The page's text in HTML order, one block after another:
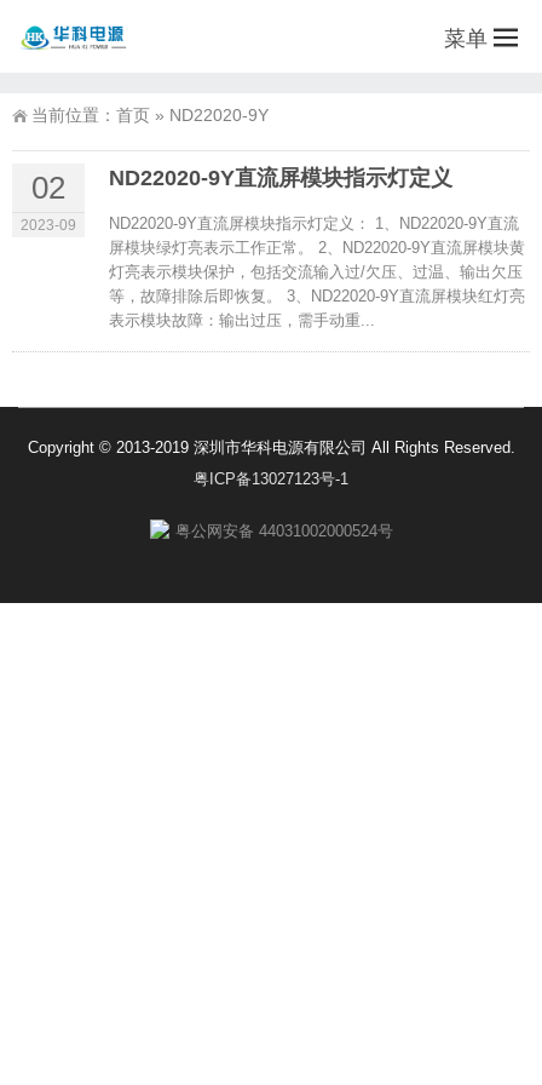
菜单
当前位置： 首页 » ND22020-9Y
02
2023-09
ND22020-9Y直流屏模块指示灯定义
ND22020-9Y直流屏模块指示灯定义： 1、ND22020-9Y直流
屏模块绿灯亮表示工作正常。 2、ND22020-9Y直流屏模块黄
灯亮表示模块保护，包括交流输入过/欠压、过温、输出欠压
等，故障排除后即恢复。 3、ND22020-9Y直流屏模块红灯亮
表示模块故障：输出过压，需手动重...
Copyright © 2013-2019 深圳市华科电源有限公司 All Rights Reserved.
粤ICP备13027123号-1
粤公网安备 44031002000524号